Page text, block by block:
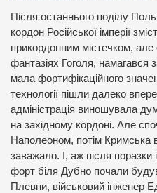
Після останнього поділу
кордон Російської імперії
прикордонним містечком,
фантазіях Гоголя,
мала фортифікаційного
технології пішли далеко
адміністрація виношувала
на західному кордоні. Але
Наполеоном, потім Кримська
заважало. І, аж після поразки
форт біля Дубно почали
Плевни, військовий інженер